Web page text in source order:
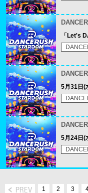
「Let's
5月31日(
5月24日(
1 2 3